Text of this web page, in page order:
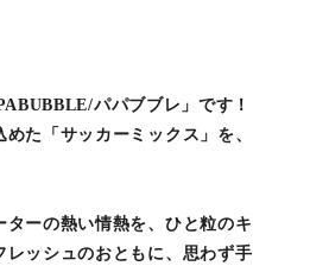
パパブブレ」です！
た「サッカーミックス」を、
ーの熱い情熱を、ひと粒のキ
レッシュのおともに、思わず手